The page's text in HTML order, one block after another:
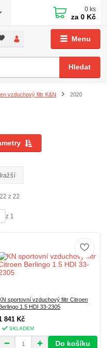
Menu
Hledat
0 ks
za 0 Kč
vzduchový filtr K&N 2020
z 22
z 1
sportovní vzduchový filtr Citroen
1.5 HDI 33-2305
841 Kč
SKLADEM
Do košíku